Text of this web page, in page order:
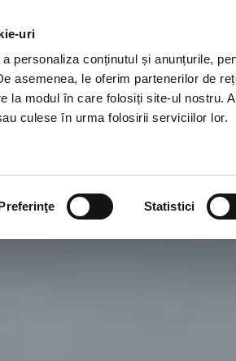
uri
personaliza conținutul și anunțurile,
asemenea, le oferim partenerilor de
la modul în care folosiți site-ul nostru.
culese în urma folosirii serviciilor lor.
Statistici